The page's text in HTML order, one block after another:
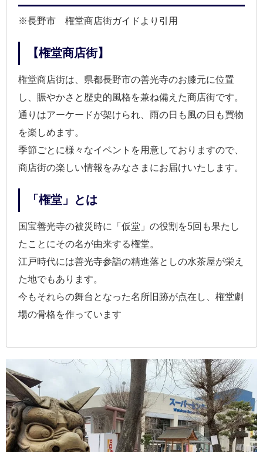
※長野市 権堂商店街ガイドより引用
【権堂商店街】
権堂商店街は、県都長野市の善光寺のお膝元に位置
し、賑やかさと歴史的風格を兼ね備えた商店街です。
通りはアーケードが架けられ、雨の日も風の日も買物
を楽しめます。
季節ごとに様々なイベントを用意しておりますので、
商店街の楽しい情報をみなさまにお届けいたします。
「権堂」とは
国宝善光寺の被災時に「仮堂」の役割を5回も果たし
たことにその名が由来する権堂。
江戸時代には善光寺参詣の精進落としの水茶屋が栄え
た地でもあります。
今もそれらの舞台となった名所旧跡が点在し、権堂劇
場の骨格を作っています